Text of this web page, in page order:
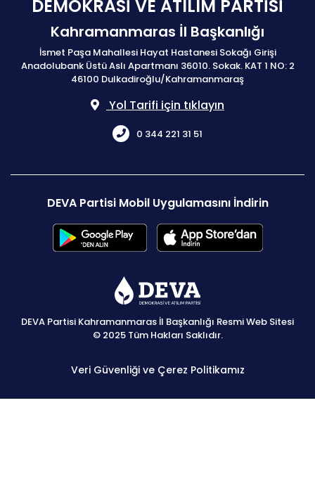
DEMOKRASİ VE ATILIM PARTİSİ
Kahramanmaras İl Başkanlığı
İsmet Paşa Mahallesi Hayat Hastanesi Sokağı Girişi
Anadolubank Üstü Aslı Apartmanı 36010. Sokak. KAT 1 NO: 2
46100 Dulkadiroğlu/Kahramanmaraş
Yol Tarifi için tıklayın
0 344 221 31 51
DEVA Partisi Mobil Uygulamasını İndirin
DEVA Partisi Kahramanmaras İl Başkanlığı Resmi Web Sitesi
© 2025 Tüm Hakları Saklıdır.
Veri Güvenliği ve Çerez Politikamız